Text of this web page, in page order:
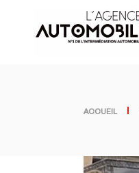
ACCUEIL